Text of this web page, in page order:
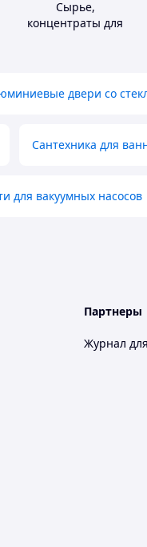
Сырье,
концентраты для
двери со
Сантехника для
для вакуумных насосов
Партнеры
Журнал